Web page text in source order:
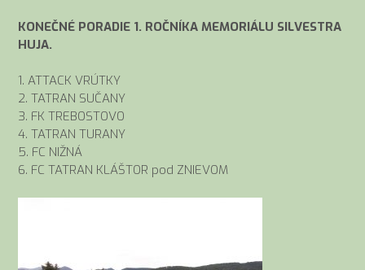
KONEČNÉ PORADIE 1. ROČNÍKA MEMORIÁLU SILVESTRA
HUJA.
1. ATTACK VRÚTKY
2. TATRAN SUČANY
3. FK TREBOSTOVO
4. TATRAN TURANY
5. FC NIŽNÁ
6. FC TATRAN KLÁŠTOR pod ZNIEVOM